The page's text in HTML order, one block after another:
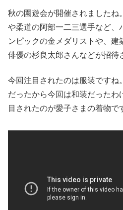
秋の園遊会が開催されましたね
や柔道の阿部一二三選手など、
ンピックの金メダリストや、
俳優の杉良太郎さんなどが招待
今回注目されたのは服装ですね
だったから今回は和装だったわ
目されたのが愛子さまの着物で